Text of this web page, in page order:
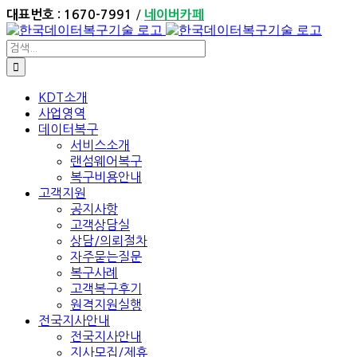
Skip
to
content
대표번호 : 1670-7991 / 네이버카페
검
색:
KDT소개
사업영역
데이터복구
서비스소개
랜섬웨어복구
복구비용안내
고객지원
공지사항
고객상담실
상담/의뢰절차
자주묻는질문
복구사례
고객복구후기
원격지원실행
전국지사안내
전국지사안내
지사모집/제휴